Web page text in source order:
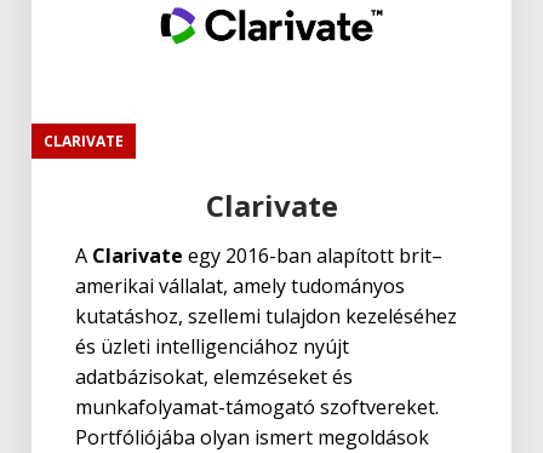
CLARIVATE
Clarivate
A Clarivate egy 2016-ban alapított brit–
amerikai vállalat, amely tudományos
kutatáshoz, szellemi tulajdon kezeléséhez
és üzleti intelligenciához nyújt
adatbázisokat, elemzéseket és
munkafolyamat-támogató szoftvereket.
Portfóliójába olyan ismert megoldások